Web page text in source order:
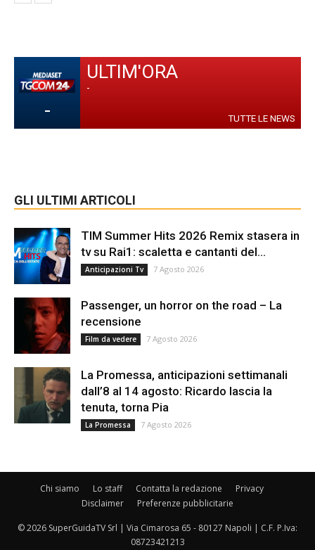
-
ULTIM'ORA
-
TUTTE LE NEWS
GLI ULTIMI ARTICOLI
TIM Summer Hits 2026 Remix stasera in
tv su Rai1: scaletta e cantanti del...
Anticipazioni Tv 7 Agosto 2026
Passenger, un horror on the road – La
recensione
Film da vedere 7 Agosto 2026
La Promessa, anticipazioni settimanali
dall’8 al 14 agosto: Ricardo lascia la
tenuta, torna Pia
La Promessa 7 Agosto 2026
Chi siamo Lo staff Contatta la redazione
Privacy
Disclaimer
Preferenze pubblicitarie
© 2026 SuperGuidaTV Srl | Via Cimarosa 65 - 80127 Napoli | C.F. P.Iva:
08723421213